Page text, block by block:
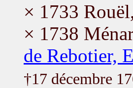
× 1733
× 1738
de Rebotier,
†17 décembre